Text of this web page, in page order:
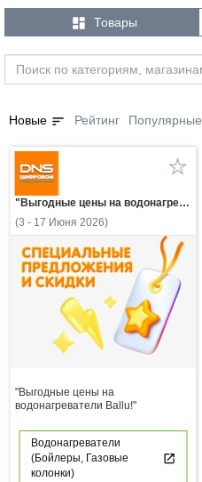
 Товары
Новые sort Рейтинг Популярные
"Выгодные цены на водонагреватели Ballu!"
(3 - 17 Июня 2026)
"Выгодные цены на
водонагреватели Ballu!"
Водонагреватели
(Бойлеры, Газовые
колонки)